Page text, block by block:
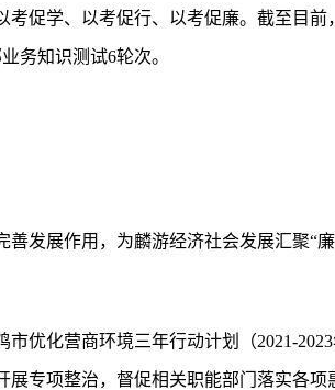
促学、以考促行、以考促廉。截至目前
务知识测试6轮次。
发展作用，为麟游经济社会发展汇聚“
优化营商环境三年行动计划（2021-
专项整治，督促相关职能部门落实各项